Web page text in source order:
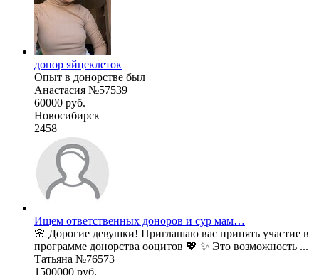
донор яйцеклеток
Опыт в донорстве был
Анастасия №57539
60000 руб.
Новосибирск
2458
Ищем ответственных доноров и сур мам…
🌸 Дорогие девушки! Приглашаю вас принять участие в
программе донорства ооцитов 💖 ✨ Это возможность ...
Татьяна №76573
1500000 руб.